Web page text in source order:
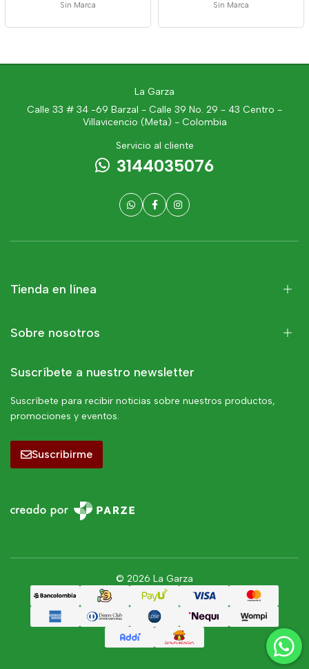
Sin Marca Sin Marca
La Garza
Calle 33 # 34 -69 Barzal - Calle 39 No. 29 - 43 Centro -
Villavicencio (Meta) - Colombia
Servicio al cliente
3144035076
Tienda en línea
Sobre nosotros
Suscríbete a nuestro newsletter
Suscríbete para recibir noticias sobre nuestros productos,
promociones y eventos.
Suscribirme
© 2026 La Garza